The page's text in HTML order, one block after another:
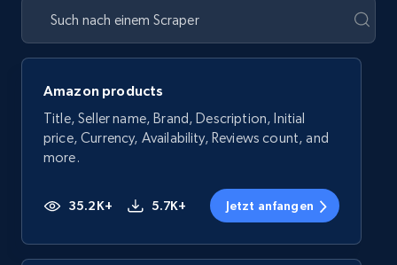
Amazon products
Title, Seller name, Brand, Description, Initial
price, Currency, Availability, Reviews count, and
more.
35.2K+ 5.7K+ Jetzt anfangen